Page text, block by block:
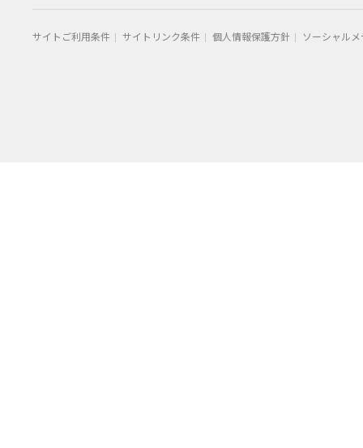
サイトご利用条件 サイトリンク条件 個人情報保護方針 ソーシャル